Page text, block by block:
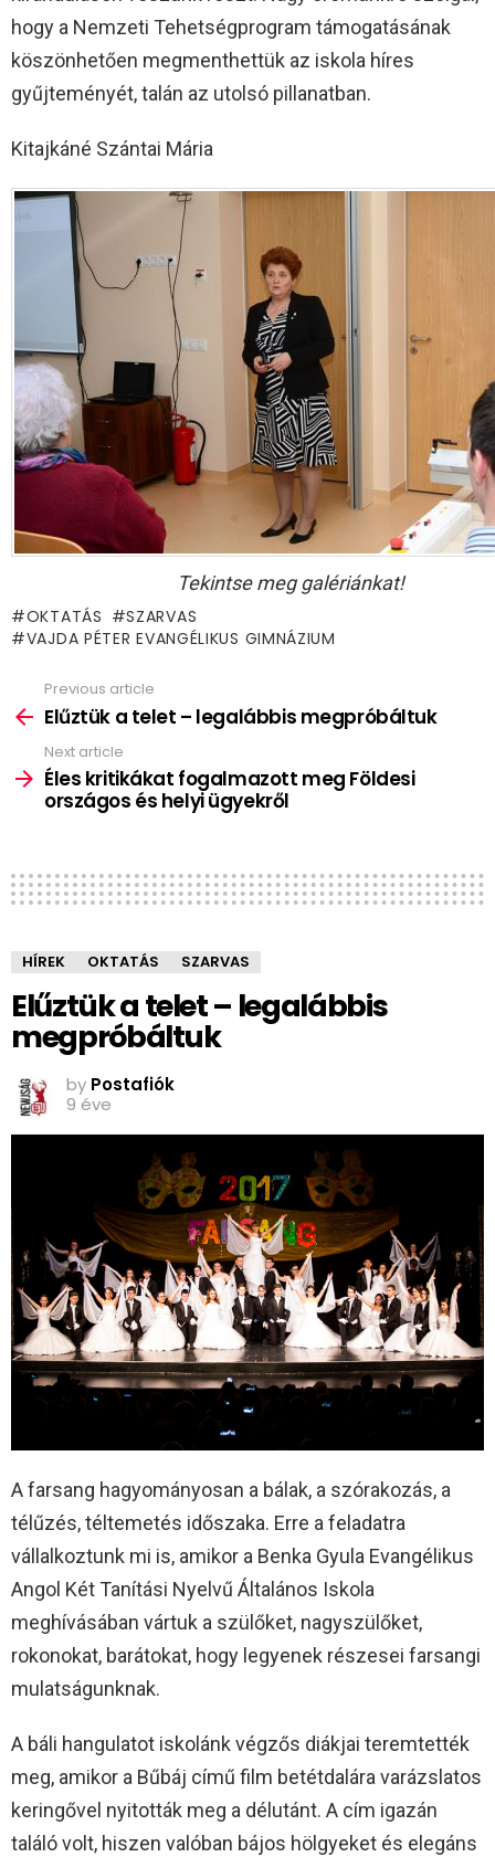
hogy a Nemzeti Tehetségprogram támogatásának
köszönhetően megmenthettük az iskola híres
gyűjteményét, talán az utolsó pillanatban.
Kitajkáné Szántai Mária
Tekintse meg galériánkat!
OKTATÁS
SZARVAS
VAJDA PÉTER EVANGÉLIKUS GIMNÁZIUM
more
Previous article
Elűztük a telet – legalábbis megpróbáltuk
Next article
Éles kritikákat fogalmazott meg Földesi
országos és helyi ügyekről
HÍREK OKTATÁS SZARVAS
Elűztük a telet – legalábbis
megpróbáltuk
by Postafiók
9 éve
A farsang hagyományosan a bálak, a szórakozás, a
télűzés, téltemetés időszaka. Erre a feladatra
vállalkoztunk mi is, amikor a Benka Gyula Evangélikus
Angol Két Tanítási Nyelvű Általános Iskola
meghívásában vártuk a szülőket, nagyszülőket,
rokonokat, barátokat, hogy legyenek részesei farsangi
mulatságunknak.
A báli hangulatot iskolánk végzős diákjai teremtették
meg, amikor a Bűbáj című film betétdalára varázslatos
keringővel nyitották meg a délutánt. A cím igazán
találó volt, hiszen valóban bájos hölgyeket és elegáns